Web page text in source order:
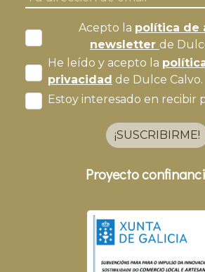
Acepto la política de
newsletter de
He leído y acepto la
privacidad de Dulce Calvo.
Estoy interesado en recibir
¡SUSCRIBIRME!
Proyecto